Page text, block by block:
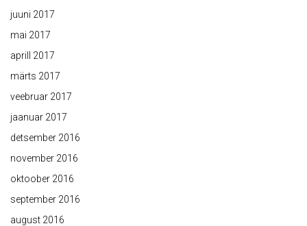
juuni 2017
mai 2017
aprill 2017
märts 2017
veebruar 2017
jaanuar 2017
detsember 2016
november 2016
oktoober 2016
september 2016
august 2016